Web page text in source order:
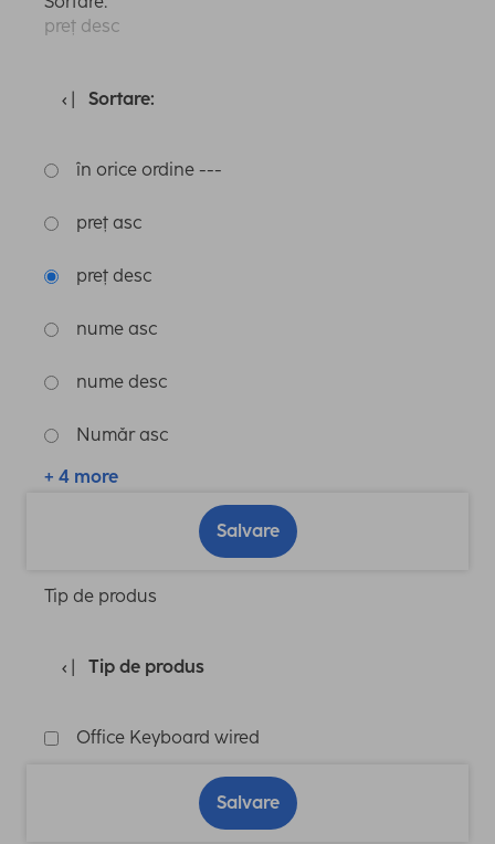
preț desc
Sortare:
în orice ordine ---
preț asc
preț desc
nume asc
nume desc
Număr asc
+ 4 more
Salvare
Tip de produs
Tip de produs
Office Keyboard wired
Salvare